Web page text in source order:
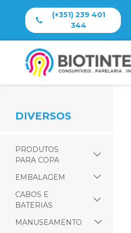
(+351) 239 401
344
DIVERSOS
PRODUTOS
PARA COPA
EMBALAGEM
CABOS E
BATERIAS
MANUSEAMENTO